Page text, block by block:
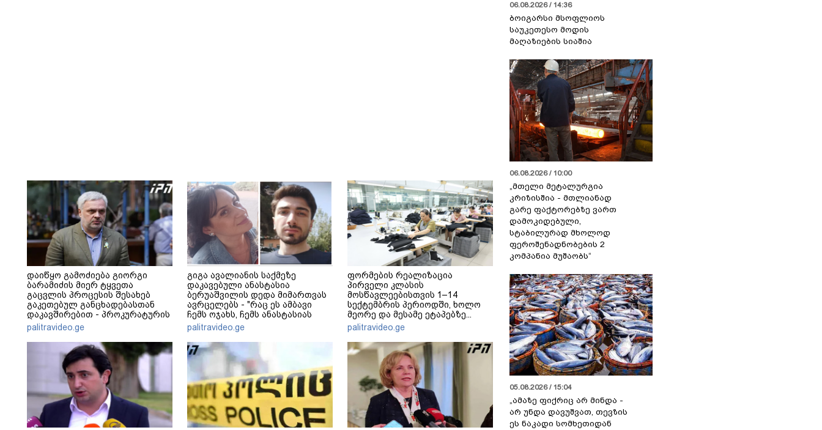
დაიწყო გამოძიება გიორგი
ბარამიძის მიერ ტყვეთა
გაცვლის პროცესის შესახებ
გაკეთებულ განცხადებასთან
დაკავშირებით - პროკურატურის
განცხადება
palitravideo.ge
გიგა ავალიანის საქმეზე
დაკავებული ანასტასია
ბერუაშვილის დედა მიმართვას
ავრცელებს - "რაც ეს ამბავი
ჩემს ოჯახს, ჩემს ანასტასიას
გადახდა თავს, მის მერე მე მე
არ ვარ"
palitravideo.ge
ფორმების რეალიზაცია
პირველი კლასის
მოსწავლეებისთვის 1–14
სექტემბრის პერიოდში, ხოლო
მეორე და მესამე ეტაპებზე...
palitravideo.ge
06.08.2026 / 14:36
ბოიგარსი მსოფლიოს
საუკეთესო მოდის
მაღაზიების სიაშია
06.08.2026 / 10:00
„მთელი მეტალურგია
კრიზისშია - მთლიანად
გარე ფაქტორებზე ვართ
დამოკიდებული,
სტაბილურად მხოლოდ
ფეროშენადნობების 2
კომპანია მუშაობს“
05.08.2026 / 15:04
„ამაზე ფიქრიც არ მინდა -
არ უნდა დავუშვათ, თევზის
ეს ნაკადი სომხეთიდან